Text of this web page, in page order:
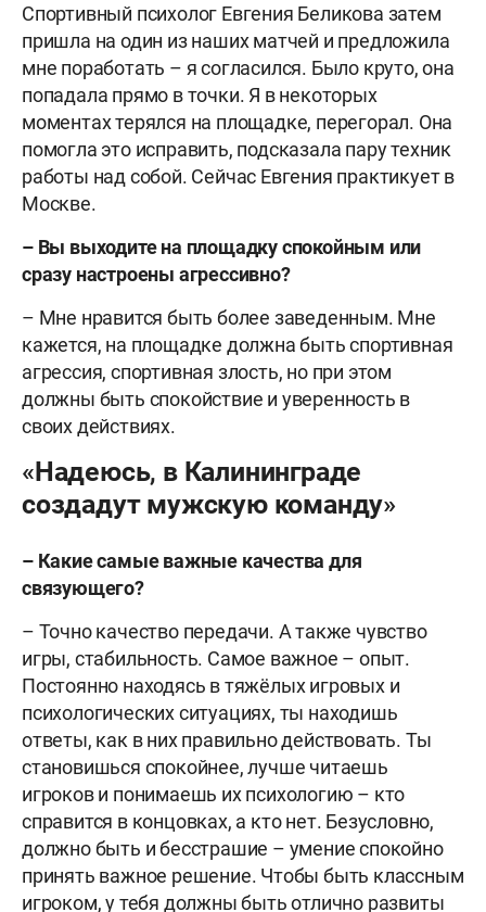
Спортивный психолог Евгения Беликова затем
пришла на один из наших матчей и предложила
мне поработать – я согласился. Было круто, она
попадала прямо в точки. Я в некоторых
моментах терялся на площадке, перегорал. Она
помогла это исправить, подсказала пару техник
работы над собой. Сейчас Евгения практикует в
Москве.
– Вы выходите на площадку спокойным или
сразу настроены агрессивно?
– Мне нравится быть более заведенным. Мне
кажется, на площадке должна быть спортивная
агрессия, спортивная злость, но при этом
должны быть спокойствие и уверенность в
своих действиях.
«Надеюсь, в Калининграде
создадут мужскую команду»
– Какие самые важные качества для
связующего?
– Точно качество передачи. А также чувство
игры, стабильность. Самое важное – опыт.
Постоянно находясь в тяжёлых игровых и
психологических ситуациях, ты находишь
ответы, как в них правильно действовать. Ты
становишься спокойнее, лучше читаешь
игроков и понимаешь их психологию – кто
справится в концовках, а кто нет. Безусловно,
должно быть и бесстрашие – умение спокойно
принять важное решение. Чтобы быть классным
игроком, у тебя должны быть отлично развиты